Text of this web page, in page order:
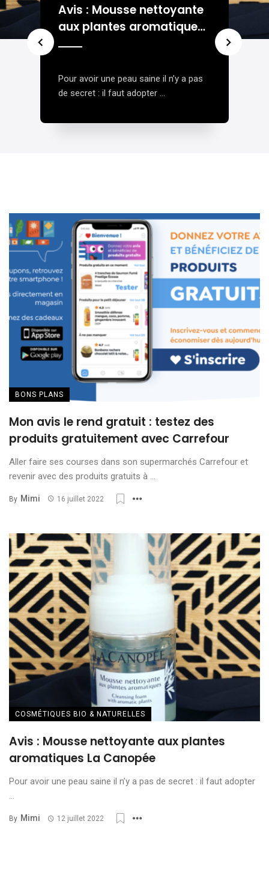
Avis : Mousse nettoyante
aux plantes aromatiques
La Canopée
Pour avoir une peau saine il n’y a pas
de secret : il faut adopter ...
BONS PLANS
Mon avis le rend gratuit : testez des
produits gratuitement avec Carrefour
Aller faire ses courses dans son supermarchés Carrefour et
revenir avec des produits gratuits à ...
By Mimi 16 juillet 2022
COSMÉTIQUES BIO & NATURELLES
Avis : Mousse nettoyante aux plantes
aromatiques La Canopée
Pour avoir une peau saine il n’y a pas de secret : il faut adopter
...
By Mimi 12 juillet 2022